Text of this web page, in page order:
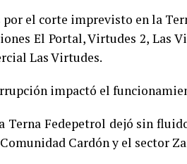
por el corte imprevisto en la
El Portal, Virtudes 2, Las
Las Virtudes.
impactó el
Terna Fedepetrol dejó sin
Cardón y el sector